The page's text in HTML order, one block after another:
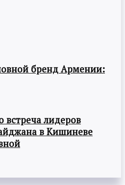
бренд Армении:
лидеров
в Кишиневе